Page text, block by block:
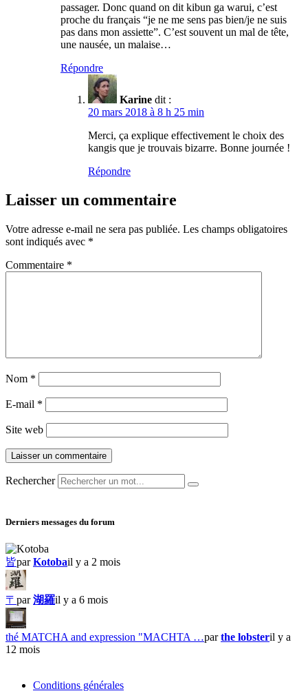
passager. Donc quand on dit kibun ga warui, c’est
proche du français “je ne me sens pas bien/je ne suis
pas dans mon assiette”. C’est souvent un mal de tête,
une nausée, un malaise…
Répondre
Karine dit :
20 mars 2018 à 8 h 25 min
Merci, ça explique effectivement le choix des
kangis que je trouvais bizarre. Bonne journée !
Répondre
Laisser un commentaire
Votre adresse e-mail ne sera pas publiée. Les champs obligatoires
sont indiqués avec *
Commentaire *
Nom *
E-mail *
Site web
Rechercher
Derniers messages du forum
皆parKotobail y a 2 mois
〒 par湖羅il y a 6 mois
thé MATCHA and expression "MACHTA …parthe lobsteril y a
12 mois
Conditions générales